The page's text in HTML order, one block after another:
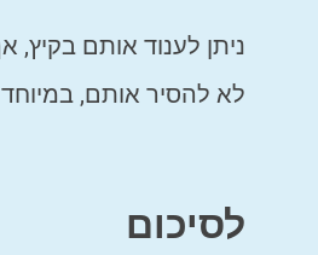
ניתן לענוד אותם בקיץ,
לא להסיר אותם,
לסיכום